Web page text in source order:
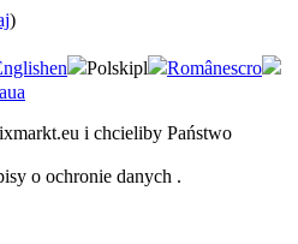
)
en Polskipl Românescro
ua
i chcieliby Państwo
o ochronie danych .